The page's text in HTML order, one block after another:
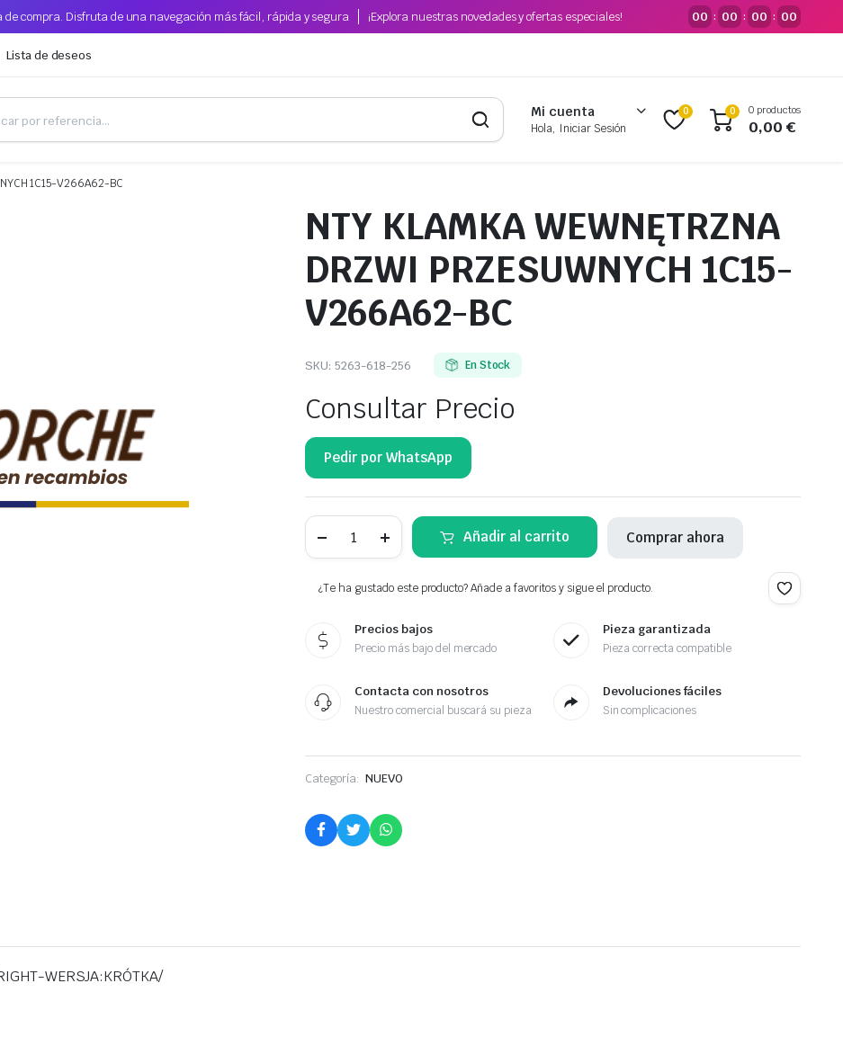
compra. Disfruta de una navegación más fácil, rápida y segura ¡Explora nuestras novedades y ofertas especiales! 00 : 00 : 00 : 00
Lista de deseos
Mi cuenta
Hola, Iniciar Sesión
0 0 0 productos
0,00€
1C15-V266A62-BC
NTY KLAMKA WEWNĘTRZNA
DRZWI PRZESUWNYCH 1C15-
V266A62-BC
SKU: 5263-618-256 En Stock
Consultar Precio
Pedir por WhatsApp
KLAMKA
WEWNĘTRZNA
PRZESUWNYCH
1C15-
cantidad
Añadir al carrito Comprar ahora
¿Te ha gustado este producto? Añade a favoritos y sigue el producto.
Precios bajos
Precio más bajo del mercado
Pieza garantizada
Pieza correcta compatible
Contacta con nosotros
Nuestro comercial buscará su pieza
Devoluciones fáciles
Sin complicaciones
Categoría: NUEVO
WERSJA:KRÓTKA/